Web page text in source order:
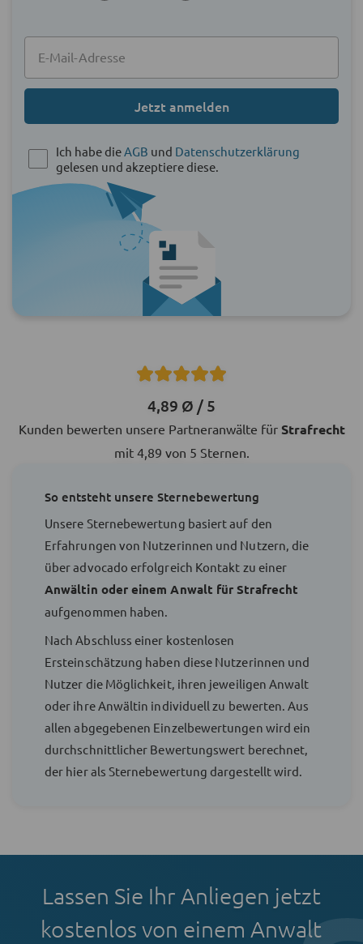
Jetzt anmelden
Ich habe die AGB und Datenschutzerklärung
gelesen und akzeptiere diese.
4,89 Ø / 5
Kunden bewerten unsere Partneranwälte für Strafrecht
mit 4,89 von 5 Sternen.
So entsteht unsere Sternebewertung
Unsere Sternebewertung basiert auf den
Erfahrungen von Nutzerinnen und Nutzern, die
über advocado erfolgreich Kontakt zu einer
Anwältin oder einem Anwalt für Strafrecht
aufgenommen haben.
Nach Abschluss einer kostenlosen
Ersteinschätzung haben diese Nutzerinnen und
Nutzer die Möglichkeit, ihren jeweiligen Anwalt
oder ihre Anwältin individuell zu bewerten. Aus
allen abgegebenen Einzelbewertungen wird ein
durchschnittlicher Bewertungswert berechnet,
der hier als Sternebewertung dargestellt wird.
Lassen Sie Ihr Anliegen jetzt
kostenlos von einem Anwalt